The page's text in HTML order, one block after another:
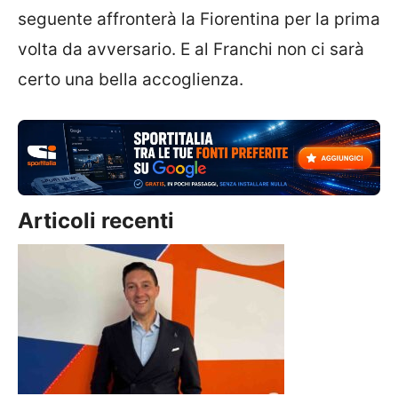
seguente affronterà la Fiorentina per la prima
volta da avversario. E al Franchi non ci sarà
certo una bella accoglienza.
Articoli recenti